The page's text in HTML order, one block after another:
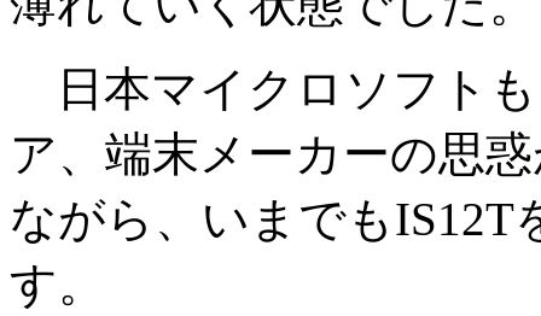
日本マイクロソフト
ア、端末メーカーの思
ながら、いまでもIS12T
す。